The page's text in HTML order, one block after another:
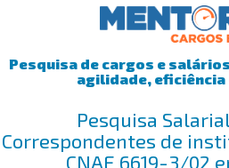
Pesquisa de cargos e
agilidade, eficiência
Pesquisa
Correspondentes de
CNAE 6619-3/02